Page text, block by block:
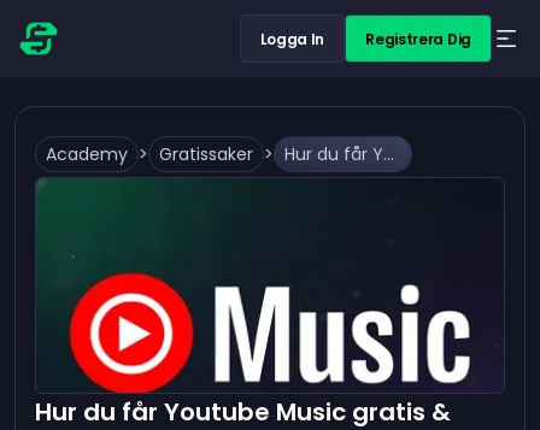
Logga In Registrera Dig
Academy > Gratissaker > Hur du får Youtube Music gratis & billigt (+ ett hemligt tips)
Hur du får Youtube Music gratis &